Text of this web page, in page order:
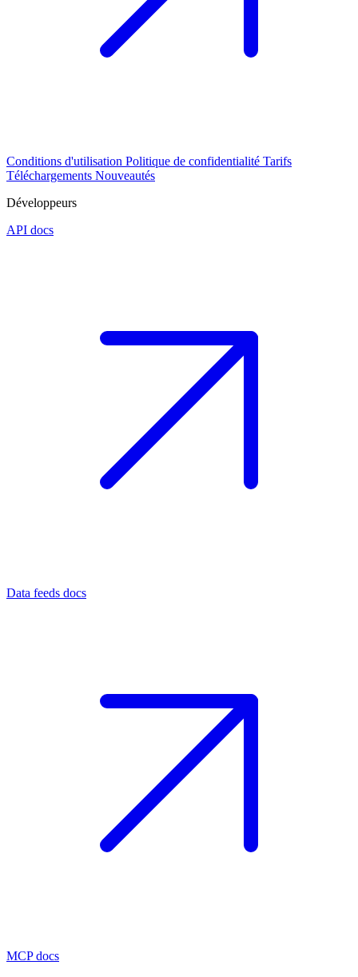
Conditions d'utilisation Politique de confidentialité Tarifs
Téléchargements Nouveautés
Développeurs
API docs
Data feeds docs
MCP docs